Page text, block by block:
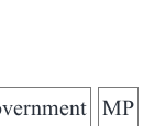
MP